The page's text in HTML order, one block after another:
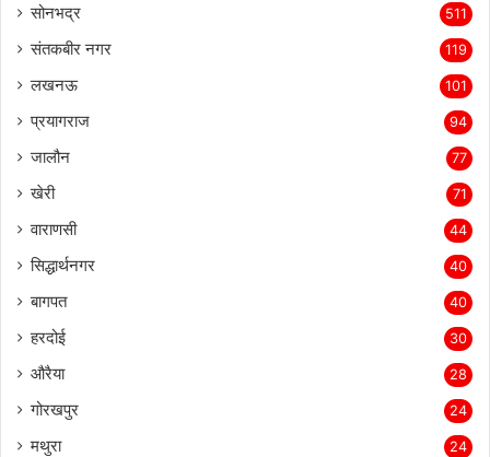
सोनभद्र 511
संतकबीर नगर 119
लखनऊ 101
प्रयागराज 94
जालौन 77
खेरी 71
वाराणसी 44
सिद्धार्थनगर 40
बागपत 40
हरदोई 30
औरैया 28
गोरखपुर 24
मथुरा 24